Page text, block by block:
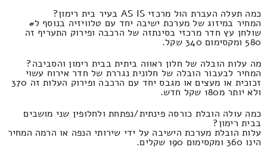
כמה תעלה העברת הול מרכזי AS IS בעיר בית רימון?
המחיר במיזוג של מערכת ישיבה יחד עם טלוויזיה בנוסף ל#
שולחן עץ חדר מרכזי בסינתזה של הרכבה ופירוק התעריף זה
580 ומקסימום 340 שקל.
מה עלות הובלה של חלון ראווה ביתית בבית רימון והסביבה?
המחיר לבעבור הובלה של חלונית נגררת של חדר אירוח עשוי
זכוכית או מעצים או מגבס יחד עם הרכבה ופירוק העלות זה 370
ולא יותר מ180 שקל חדש.
כמה עולה הובלת כורסה פינתית/נפתחת ולחלופין שני מושבים
בבית רימון?
עלות הובלת מערכת הישיבה על ידי שירותי הנפה או הרמה המחיר
הינו 360 ומקסימום 190 שקלים.